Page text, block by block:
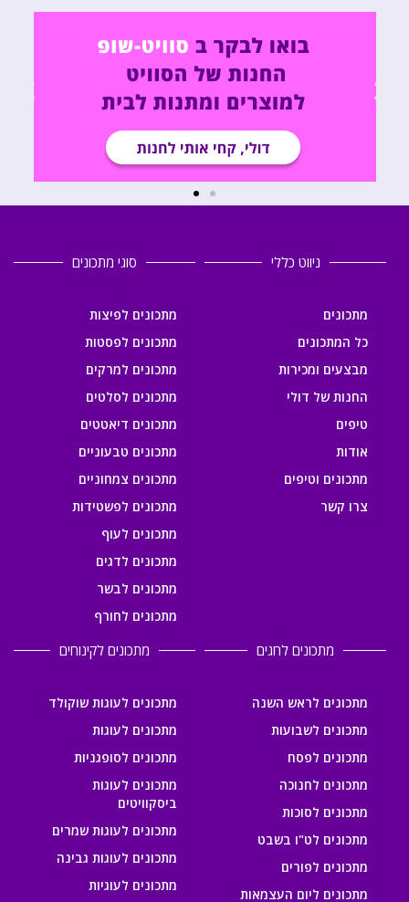
ניווט כללי
מתכונים
כל המתכונים
מבצעים ומכירות
החנות של דולי
טיפים
אודות
מתכונים וטיפים
צרו קשר
סוגי מתכונים
מתכונים לפיצות
מתכונים לפסטות
מתכונים למרקים
מתכונים לסלטים
מתכונים דיאטטים
מתכונים טבעוניים
מתכונים צמחוניים
מתכונים לפשטידות
מתכונים לעוף
מתכונים לדגים
מתכונים לבשר
מתכונים לחורף
מתכונים לחגים
מתכונים לראש השנה
מתכונים לשבועות
מתכונים לפסח
מתכונים לחנוכה
מתכונים לסוכות
מתכונים לט"ו בשבט
מתכונים לפורים
מתכונים ליום העצמאות
מתכונים לקינוחים
מתכונים לעוגות שוקולד
מתכונים לעוגות
מתכונים לסופגניות
מתכונים לעוגות
ביסקוויטים
מתכונים לעוגות שמרים
מתכונים לעוגות גבינה
מתכונים לעוגיות